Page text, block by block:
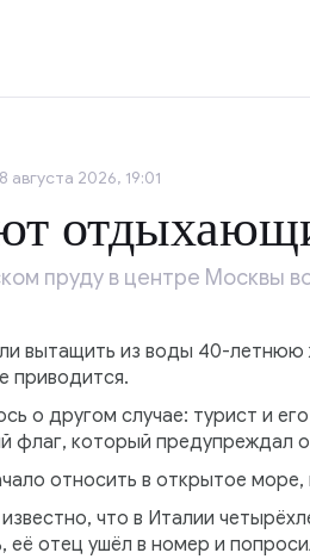
августа 2026, 19:01
пруду в центре Москвы
вытащить из воды 40-
приводится.
о другом случае: турист и
флаг, который предупреждал
относить в открытое море,
что в Италии
её отец ушёл в номер и